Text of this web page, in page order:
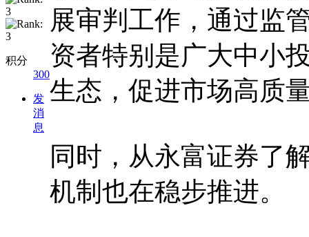
积分
300
发
消
息
展审判工作，通过监
资者特别是广大中小
生态，促进市场高质
同时，从永富证券了
机制也在稳步推进。